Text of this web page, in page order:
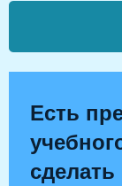
Есть